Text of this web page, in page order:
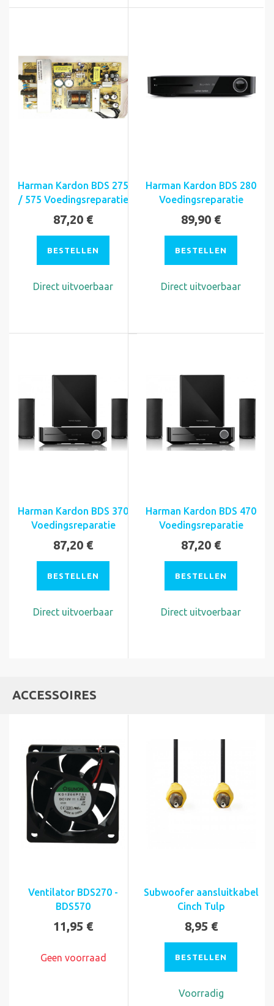
Harman Kardon BDS 275
/ 575 Voedingsreparatie
87,20 €
BESTELLEN
Direct uitvoerbaar
Harman Kardon BDS 280
Voedingsreparatie
89,90 €
BESTELLEN
Direct uitvoerbaar
Harman Kardon BDS 370
Voedingsreparatie
87,20 €
BESTELLEN
Direct uitvoerbaar
Harman Kardon BDS 470
Voedingsreparatie
87,20 €
BESTELLEN
Direct uitvoerbaar
ACCESSOIRES
Ventilator BDS270 -
BDS570
11,95 €
Geen voorraad
Subwoofer aansluitkabel
Cinch Tulp
8,95 €
BESTELLEN
Voorradig